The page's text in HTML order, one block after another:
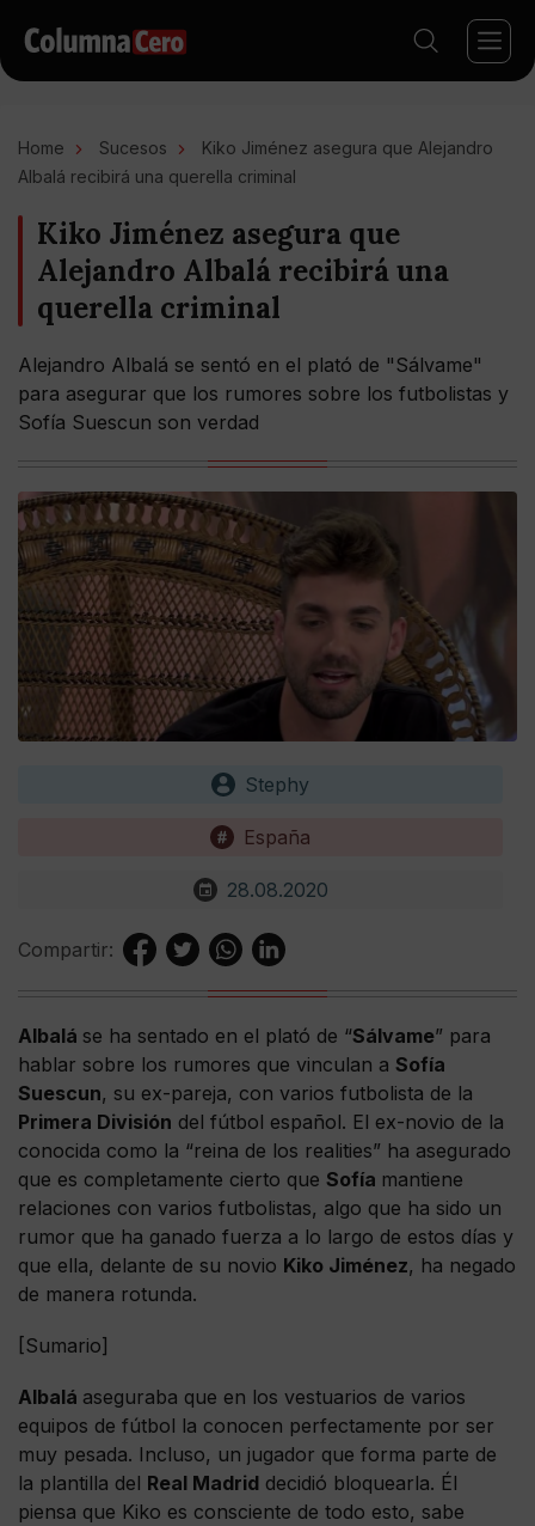
Home Sucesos
Kiko Jiménez asegura que Alejandro
Albalá recibirá una querella criminal
Kiko Jiménez asegura que
Alejandro Albalá recibirá una
querella criminal
Alejandro Albalá se sentó en el plató de "Sálvame"
para asegurar que los rumores sobre los futbolistas y
Sofía Suescun son verdad
Stephy
España
28.08.2020
Compartir:
Albalá se ha sentado en el plató de “Sálvame” para
hablar sobre los rumores que vinculan a Sofía
Suescun, su ex-pareja, con varios futbolista de la
Primera División del fútbol español. El ex-novio de la
conocida como la “reina de los realities” ha asegurado
que es completamente cierto que Sofía mantiene
relaciones con varios futbolistas, algo que ha sido un
rumor que ha ganado fuerza a lo largo de estos días y
que ella, delante de su novio Kiko Jiménez, ha negado
de manera rotunda.
[Sumario]
Albalá aseguraba que en los vestuarios de varios
equipos de fútbol la conocen perfectamente por ser
muy pesada. Incluso, un jugador que forma parte de
la plantilla del Real Madrid decidió bloquearla. Él
piensa que Kiko es consciente de todo esto, sabe